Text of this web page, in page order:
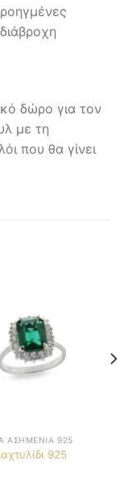
δώρο για τον
με τη
που θα γίνει
ΑΣΗΜΈΝΙΑ 925
925